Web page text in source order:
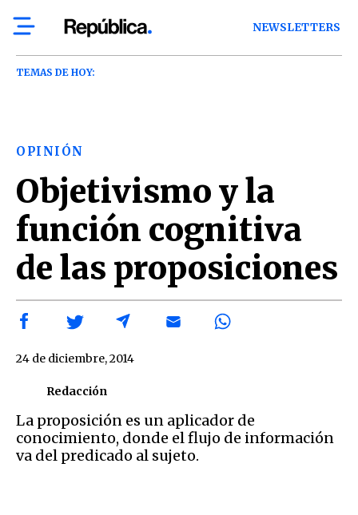
NEWSLETTERS
TEMAS DE HOY:
OPINIÓN
Objetivismo y la
función cognitiva
de las proposiciones
Redacción
24 de diciembre, 2014
La proposición es un aplicador de
conocimiento, donde el flujo de información
va del predicado al sujeto.